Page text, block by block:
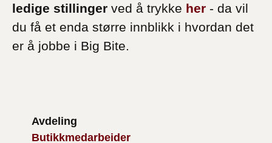
ledige stillinger ved å trykke her - da vil
du få et enda større innblikk i hvordan det
er å jobbe i Big Bite.
Avdeling
Butikkmedarbeider